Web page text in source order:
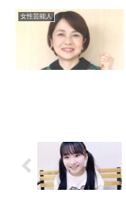
女性芸能人